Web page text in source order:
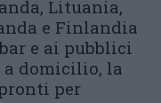
Lituania,
e Finlandia
e ai pubblici
a domicilio, la
per